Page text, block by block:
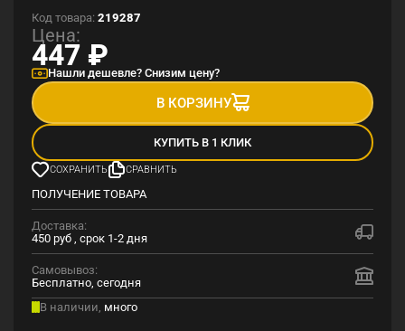
Код товара: 219287
Цена:
447 ₽
Нашли дешевле? Снизим цену?
В КОРЗИНУ
КУПИТЬ В 1 КЛИК
СОХРАНИТЬ СРАВНИТЬ
ПОЛУЧЕНИЕ ТОВАРА
Доставка:
450 руб , срок 1-2 дня
Самовывоз:
Бесплатно, сегодня
В наличии, много